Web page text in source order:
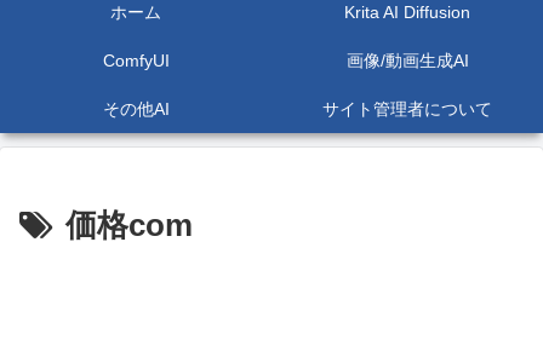
ホーム Krita AI Diffusion
ComfyUI 画像/動画生成AI
その他AI サイト管理者について
価格com